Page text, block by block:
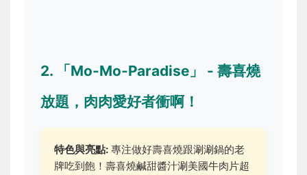
2. 「Mo-Mo-Paradise」 - 壽喜燒
放題，肉肉愛好者衝啊！
特色與亮點: 專注做好壽喜燒跟涮涮鍋的老
牌吃到飽！壽喜燒鹹甜醬汁涮美國牛肉片超